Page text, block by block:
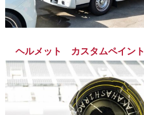
ヘルメット カスタムペイント